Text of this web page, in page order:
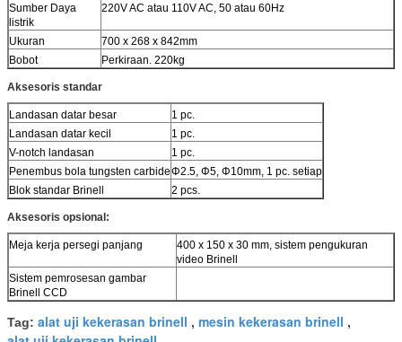
Sumber Daya
listrik
220V AC atau 110V AC, 50 atau 60Hz
Ukuran
700 x 268 x 842mm
Bobot
Perkiraan. 220kg
Aksesoris standar
Landasan datar besar
1 pc.
Landasan datar kecil
1 pc.
V-notch landasan
1 pc.
Penembus bola tungsten carbideΦ2.5, Φ5, Φ10mm, 1 pc. setiap
Blok standar Brinell
2 pcs.
Aksesoris opsional:
Meja kerja persegi panjang
400 x 150 x 30 mm, sistem pengukuran
video Brinell
Sistem pemrosesan gambar
Brinell CCD
Tag: alat uji kekerasan brinell , mesin kekerasan brinell ,